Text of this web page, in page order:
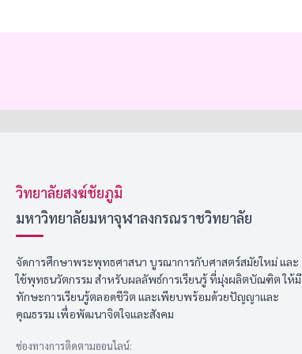
วิทยาลัยสงฆ์ชัยภูมิ
มหาวิทยาลัยมหาจุฬาลงกรณราชวิทยาลัย
จัดการศึกษาพระพุทธศาสนา บูรณาการกับศาสตร์สมัยใหม่ และ
ใช้พุทธนวัตกรรม สำหรับผลลัพธ์การเรียนรู้ ที่มุ่งผลิตบัณฑิต ให้มี
ทักษะการเรียนรู้ตลอดชีวิต และเพียบพร้อมด้วยปัญญาและ
คุณธรรม เพื่อพัฒนาจิตใจและสังคม
ช่องทางการติดตามออนไลน์: